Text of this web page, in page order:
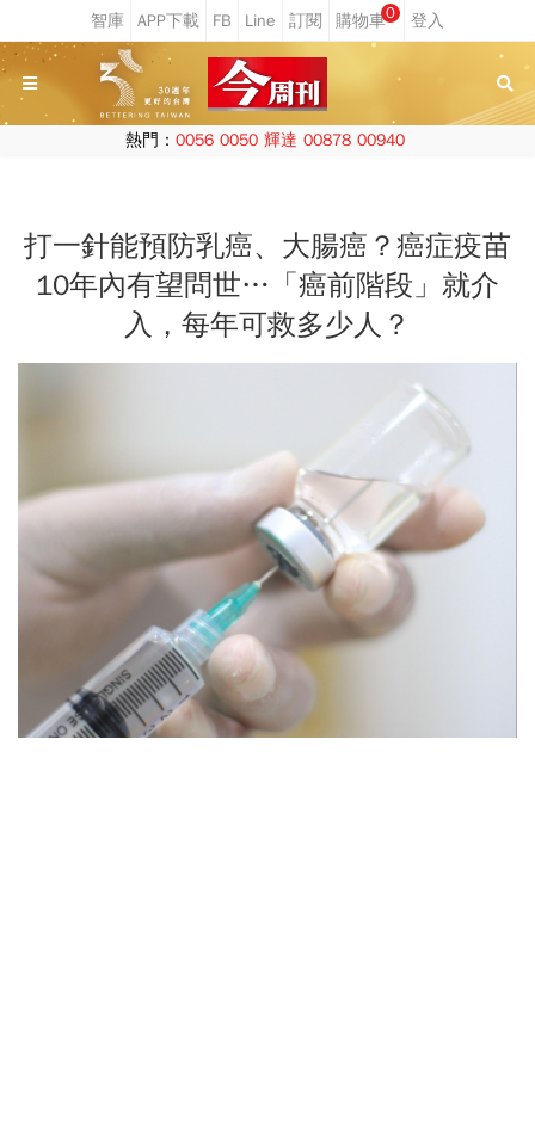
0
熱門： 0056 0050 輝達 00878 00940
打一針能預防乳癌、大腸癌？癌症疫苗
10年內有望問世…「癌前階段」就介
入，每年可救多少人？